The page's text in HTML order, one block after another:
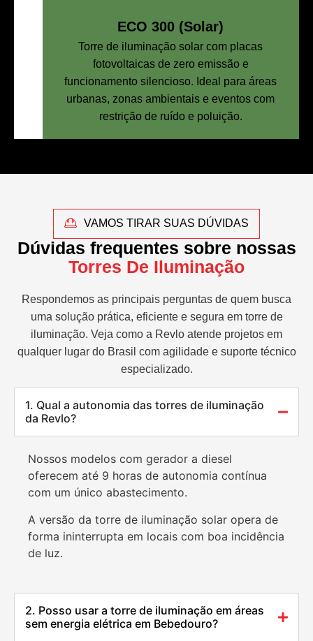
ECO 300 (Solar)
Torre de iluminação solar com placas
fotovoltaicas de zero emissão e
funcionamento silencioso. Ideal para áreas
urbanas, zonas ambientais e eventos com
restrição de ruído e poluição.
VAMOS TIRAR SUAS DÚVIDAS
Dúvidas frequentes sobre nossas
Torres De Iluminação
Respondemos as principais perguntas de quem busca
uma solução prática, eficiente e segura em torre de
iluminação. Veja como a Revlo atende projetos em
qualquer lugar do Brasil com agilidade e suporte técnico
especializado.
1. Qual a autonomia das torres de iluminação
da Revlo?
Nossos modelos com gerador a diesel
oferecem até 9 horas de autonomia contínua
com um único abastecimento.
A versão da torre de iluminação solar opera de
forma ininterrupta em locais com boa incidência
de luz.
2. Posso usar a torre de iluminação em áreas
sem energia elétrica em Bebedouro?